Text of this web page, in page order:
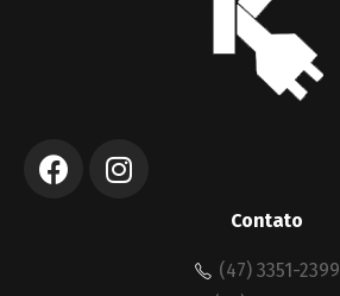
Contato
(47) 3351-2399